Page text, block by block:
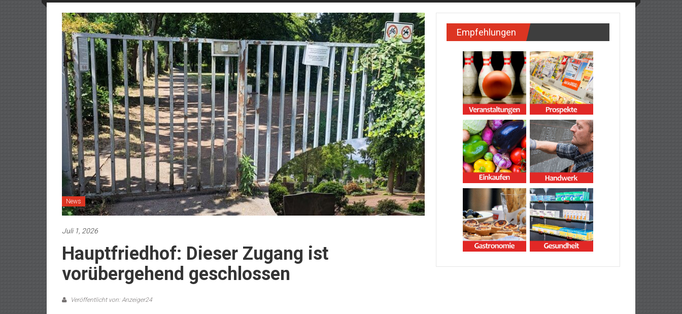
News
Juli 1, 2026
Hauptfriedhof: Dieser Zugang ist
vorübergehend geschlossen
Veröffentlicht von: Anzeiger24
Empfehlungen